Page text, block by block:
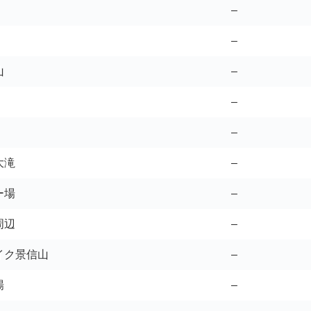
–
–
–
–
–
滝 –
場 –
辺 –
ク景信山 –
–